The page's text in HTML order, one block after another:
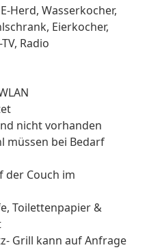
Herd, Wasserkocher,
Eierkocher,
Radio
nicht vorhanden
müssen bei Bedarf
der Couch im
Toilettenpapier &
Grill kann auf Anfrage